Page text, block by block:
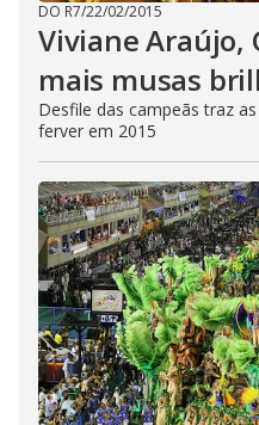
DO R7/22/02/2015
Viviane Araújo,
mais musas
Desfile das campeãs traz
ferver em 2015